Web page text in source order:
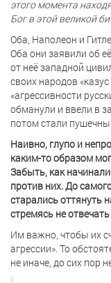
этого момента
Бог в этой великой
Оба, Наполеон и
Оба они заявили об
от неё западной
своих народов
«агрессивности
обманули и ввели в
потом стали
Наивно, глупо и
каким-то образом
Забыть, как
против них. До
старались оттянуть
стремясь не
Им важно, чтобы их
агрессии». То
не иначе, до сих пор